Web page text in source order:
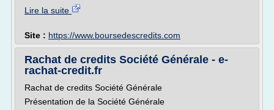
Lire la suite
Site : https://www.boursedescredits.com
Rachat de credits Société Générale - e-
rachat-credit.fr
Rachat de credits Société Générale
Présentation de la Société Générale